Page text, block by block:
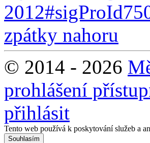
zpátky nahoru
© 2014 - 2026
prohlášení
přihlásit
Tento web používá k poskytování služeb a
Souhlasím